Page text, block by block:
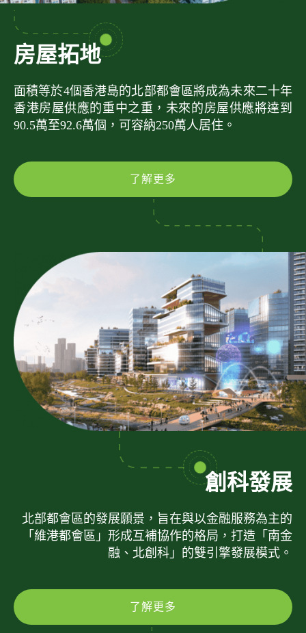
房屋拓地
面積等於4個香港島的北部都會區將成為未來二十年
香港房屋供應的重中之重，未來的房屋供應將達到
90.5萬至92.6萬個，可容納250萬人居住。
了解更多
創科發展
北部都會區的發展願景，旨在與以金融服務為主的
「維港都會區」形成互補協作的格局，打造「南金
融、北創科」的雙引擎發展模式。
了解更多